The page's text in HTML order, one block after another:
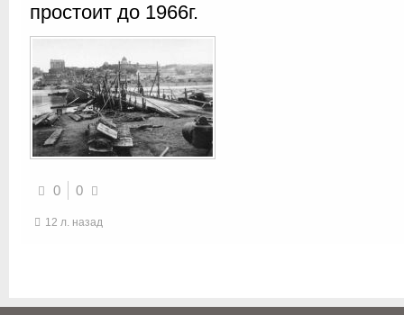
простоит до 1966г.
0 0
12 л. назад